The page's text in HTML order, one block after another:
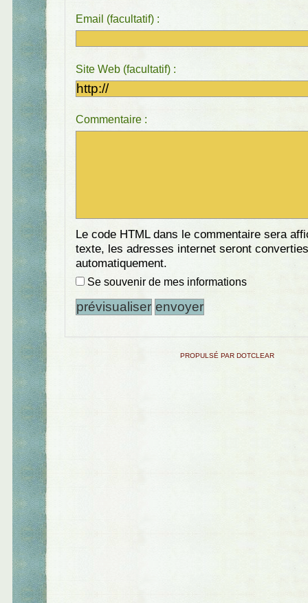
Email (facultatif) :
Site Web (facultatif) :
Commentaire :
Le code HTML dans le commentaire sera
texte, les adresses internet seront converties
automatiquement.
Se souvenir de mes informations
PROPULSÉ PAR DOTCLEAR